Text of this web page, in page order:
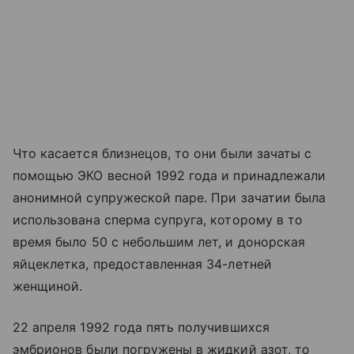
Что касается близнецов, то они были зачаты с
помощью ЭКО весной 1992 года и принадлежали
анонимной супружеской паре. При зачатии была
использована сперма супруга, которому в то
время было 50 с небольшим лет, и донорская
яйцеклетка, предоставленная 34-летней
женщиной.
22 апреля 1992 года пять получившихся
эмбрионов были погружены в жидкий азот, то